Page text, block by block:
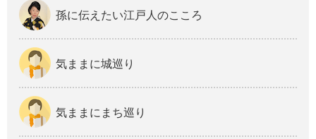
孫に伝えたい江戸人のこころ
気ままに城巡り
気ままにまち巡り